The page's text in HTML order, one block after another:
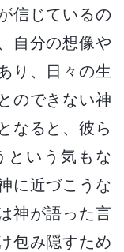
信じているの
自分の想像や
り、日々の生
のできない神
なると、彼ら
という気もな
に近づこうな
神が語った言
包み隠すため